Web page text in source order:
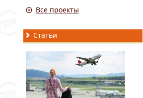
Все проекты
Статьи